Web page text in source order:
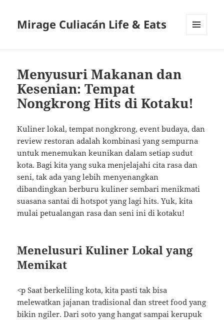
Mirage Culiacán Life & Eats
Menyusuri Makanan dan
Kesenian: Tempat
Nongkrong Hits di Kotaku!
Kuliner lokal, tempat nongkrong, event budaya, dan
review restoran adalah kombinasi yang sempurna
untuk menemukan keunikan dalam setiap sudut
kota. Bagi kita yang suka menjelajahi cita rasa dan
seni, tak ada yang lebih menyenangkan
dibandingkan berburu kuliner sembari menikmati
suasana santai di hotspot yang lagi hits. Yuk, kita
mulai petualangan rasa dan seni ini di kotaku!
Menelusuri Kuliner Lokal yang
Memikat
<p Saat berkeliling kota, kita pasti tak bisa
melewatkan jajanan tradisional dan street food yang
bikin ngiler. Dari soto yang hangat sampai kerupuk